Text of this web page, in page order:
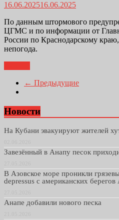
16.06.202516.06.2025
По данным штормового
ЦГМС и по информации от
России по Краснодарскому краю,
непогода.
← Предыдущие
Новости
На Кубани эвакуируют жителей
Завезённый в Анапу песок
В Азовское море проникли
depressus с американских берегов
Анапе добавили нового песка